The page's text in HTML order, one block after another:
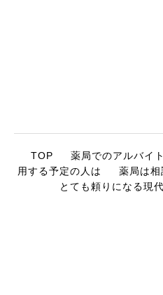
TOP 薬局でのアルバイ
用する予定の人は
薬局は
とても頼りになる現